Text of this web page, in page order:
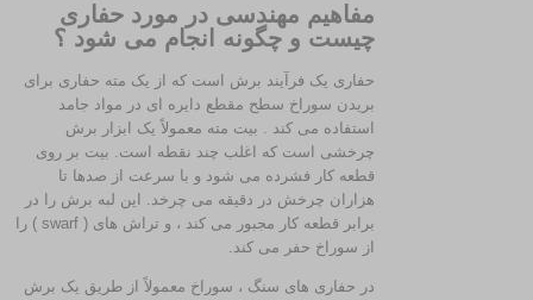
مفاهیم مهندسی در مورد حفاری
چیست و چگونه انجام می شود ؟
حفاری یک فرآیند برش است که از یک مته حفاری برای
بریدن سوراخ سطح مقطع دایره ای در مواد جامد
استفاده می کند . بیت مته معمولاً یک ابزار برش
چرخشی است که اغلب چند نقطه است. بیت بر روی
قطعه کار فشرده می شود و با سرعت از صدها تا
هزاران چرخش در دقیقه می چرخد. این لبه برش را در
برابر قطعه کار مجبور می کند ، و تراش های ( swarf ) را
از سوراخ حفر می کند.
در حفاری های سنگ ، سوراخ معمولاً از طریق یک برش